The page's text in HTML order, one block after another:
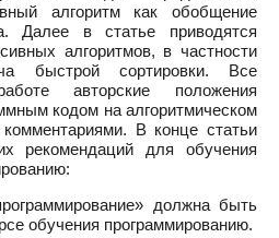
алгоритм как обобщение
Далее в статье приводятся
алгоритмов, в частности
быстрой сортировки. Все
авторские положения
кодом на алгоритмическом
В конце статьи
рекомендаций для обучения
должна быть
обучения программированию.